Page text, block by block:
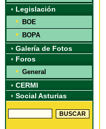
Legislación
BOE
BOPA
Galería de Fotos
Foros
General
CERMI
Social Asturias